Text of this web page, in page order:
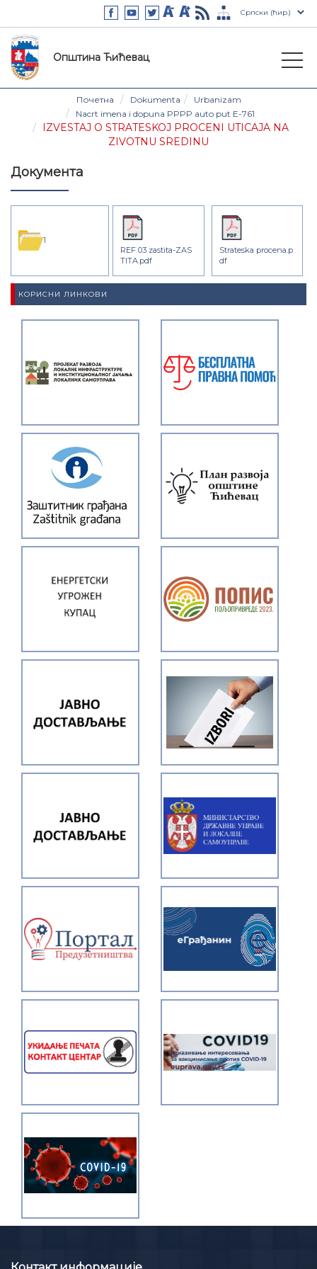
Општина Ћићевац
Почетна Dokumenta
Urbanizam
Nacrt imena i dopuna PPPP auto put E-761
IZVESTAJ O STRATESKOJ PROCENI UTICAJA NA
ZIVOTNU SREDINU
Документа
1
REF 03 zastita-ZAS
TITA.pdf
Strateska procena.p
df
КОРИСНИ ЛИНКОВИ